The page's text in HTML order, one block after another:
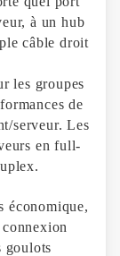
à un hub
câble droit
les groupes
de
serveur. Les
en full-
économique,
goulots